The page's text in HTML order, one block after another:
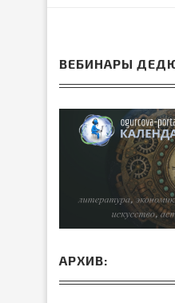
ВЕБИНАРЫ
АРХИВ: